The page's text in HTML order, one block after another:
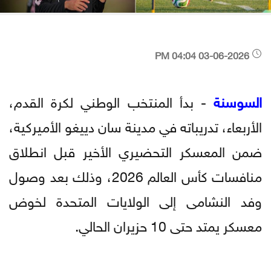
السوسنة - بدأ المنتخب الوطني لكرة القدم،
الأربعاء، تدريباته في مدينة سان دييغو الأميركية،
ضمن المعسكر التحضيري الأخير قبل انطلاق
منافسات كأس العالم 2026، وذلك بعد وصول
وفد النشامى إلى الولايات المتحدة لخوض
معسكر يمتد حتى 10 حزيران الحالي.